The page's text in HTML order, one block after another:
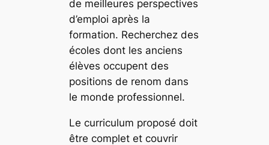
de meilleures perspectives
d’emploi après la
formation. Recherchez des
écoles dont les anciens
élèves occupent des
positions de renom dans
le monde professionnel.
Le curriculum proposé doit
être complet et couvrir